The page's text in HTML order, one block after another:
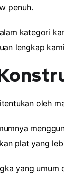
penuh.
kategori
lengkap
oleh
plat yang
yang